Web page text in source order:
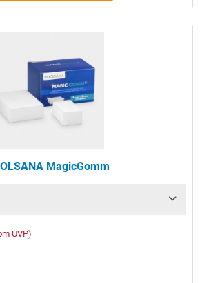
MagicGomm
UVP)